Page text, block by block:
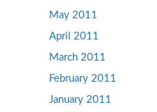
May 2011
April 2011
March 2011
February 2011
January 2011